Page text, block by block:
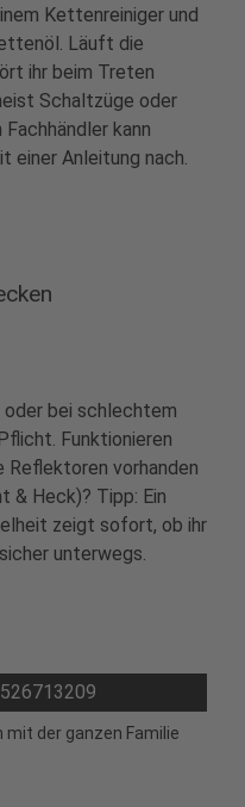
Kettenreiniger und
Läuft die
ihr beim Treten
Schaltzüge oder
kann
Anleitung nach.
oder bei schlechtem
Funktionieren
Reflektoren vorhanden
& Heck)? Tipp: Ein
zeigt sofort, ob ihr
unterwegs.
der ganzen Familie